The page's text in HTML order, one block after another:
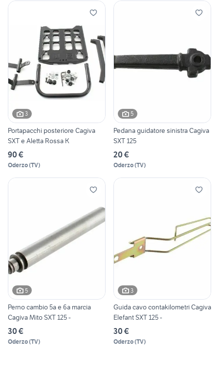
3
Portapacchi posteriore Cagiva
SXT e Aletta Rossa K
90 €
Oderzo(TV)
5
Pedana guidatore sinistra Cagiva
SXT 125
20 €
Oderzo(TV)
5
Perno cambio 5a e 6a marcia
Cagiva Mito SXT 125 -
30 €
Oderzo(TV)
3
Guida cavo contakilometri Cagiva
Elefant SXT 125 -
30 €
Oderzo(TV)